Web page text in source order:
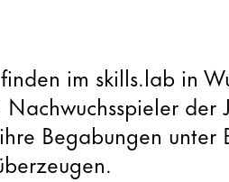
im skills.lab in
der
Begabungen unter